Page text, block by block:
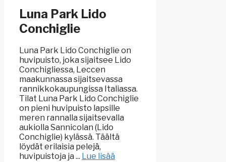
Luna Park Lido
Conchiglie
Luna Park Lido Conchiglie on
huvipuisto, joka sijaitsee Lido
Conchigliessa, Leccen
maakunnassa sijaitsevassa
rannikkokaupungissa Italiassa.
Tilat Luna Park Lido Conchiglie
on pieni huvipuisto lapsille
meren rannalla sijaitsevalla
aukiolla Sannicolan (Lido
Conchiglie) kylässä. Täältä
löydät erilaisia pelejä,
huvipuistoja ja ... Lue lisää